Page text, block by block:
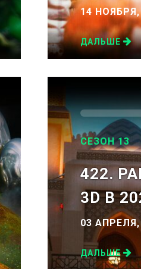
14 НОЯБРЯ,
ДАЛЬШЕ
СЕЗОН 13
422.
3D В
03 АПРЕЛЯ,
ДАЛЬШЕ